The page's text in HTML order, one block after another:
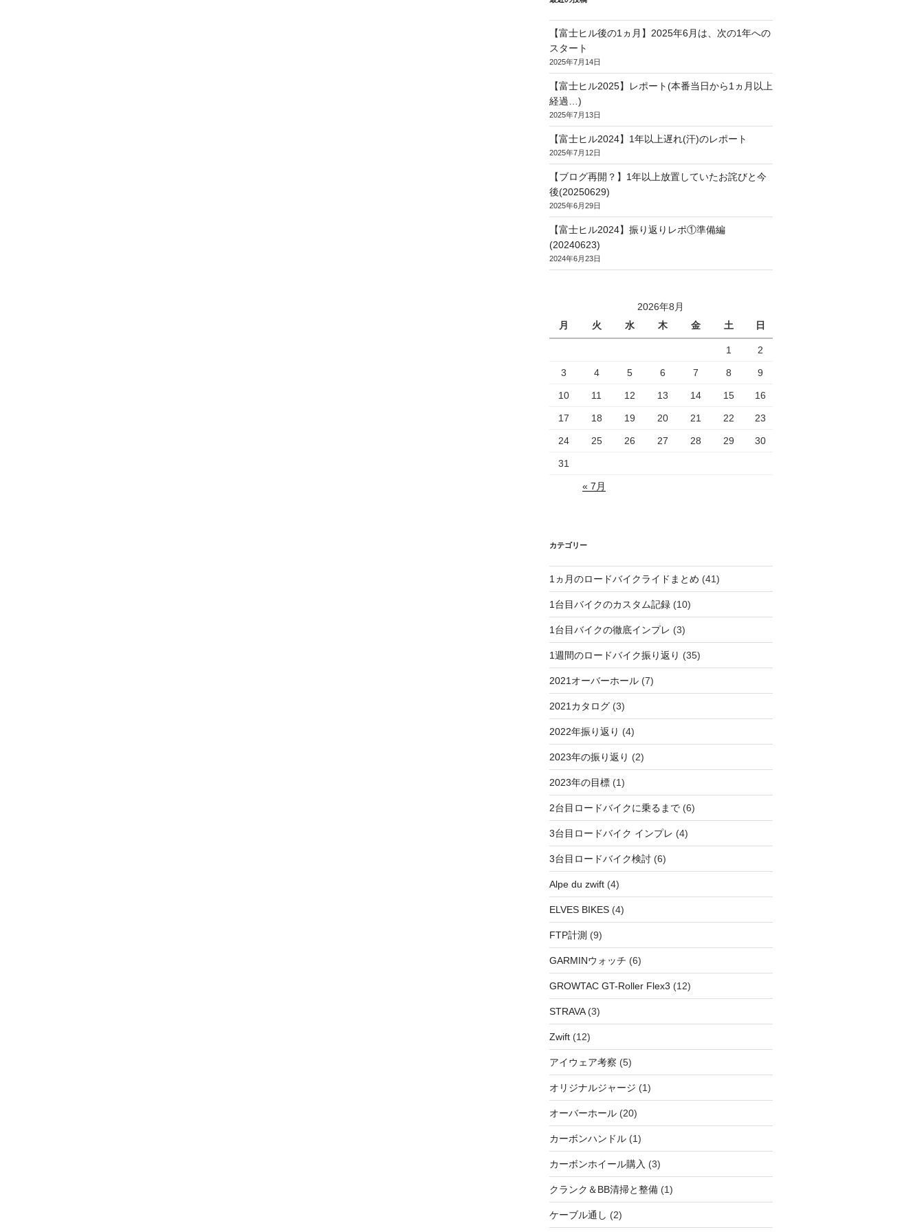
【富士ヒル後の1ヵ月】2025年6月は、次の1年への
スタート
2025年7月14日
【富士ヒル2025】レポート(本番当日から1ヵ月以上
経過…)
2025年7月13日
【富士ヒル2024】1年以上遅れ(汗)のレポート
2025年7月12日
【ブログ再開？】1年以上放置していたお詫びと今
後(20250629)
2025年6月29日
【富士ヒル2024】振り返りレポ①準備編
(20240623)
2024年6月23日
2026年8月
月
火 水 木 金 土 日
1 2
3 4 5 6 7 8 9
10 11 12 13 14 15 16
17 18 19 20 21 22 23
24 25 26 27 28 29 30
31
« 7月
カテゴリー
1ヵ月のロードバイクライドまとめ (41)
1台目バイクのカスタム記録(10)
1台目バイクの徹底インプレ (3)
1週間のロードバイク振り返り (35)
2021オーバーホール(7)
2021カタログ(3)
2022年振り返り (4)
2023年の振り返り (2)
2023年の目標(1)
2台目ロードバイクに乗るまで(6)
3台目ロードバイク インプレ (4)
3台目ロードバイク検討(6)
Alpe du zwift(4)
ELVES BIKES(4)
FTP計測 (9)
GARMINウォッチ (6)
GROWTAC GT-Roller Flex3 (12)
STRAVA(3)
Zwift(12)
アイウェア考察 (5)
オリジナルジャージ (1)
オーバーホール(20)
カーボンハンドル(1)
カーボンホイール購入 (3)
クランク＆BB清掃と整備(1)
ケーブル通し (2)